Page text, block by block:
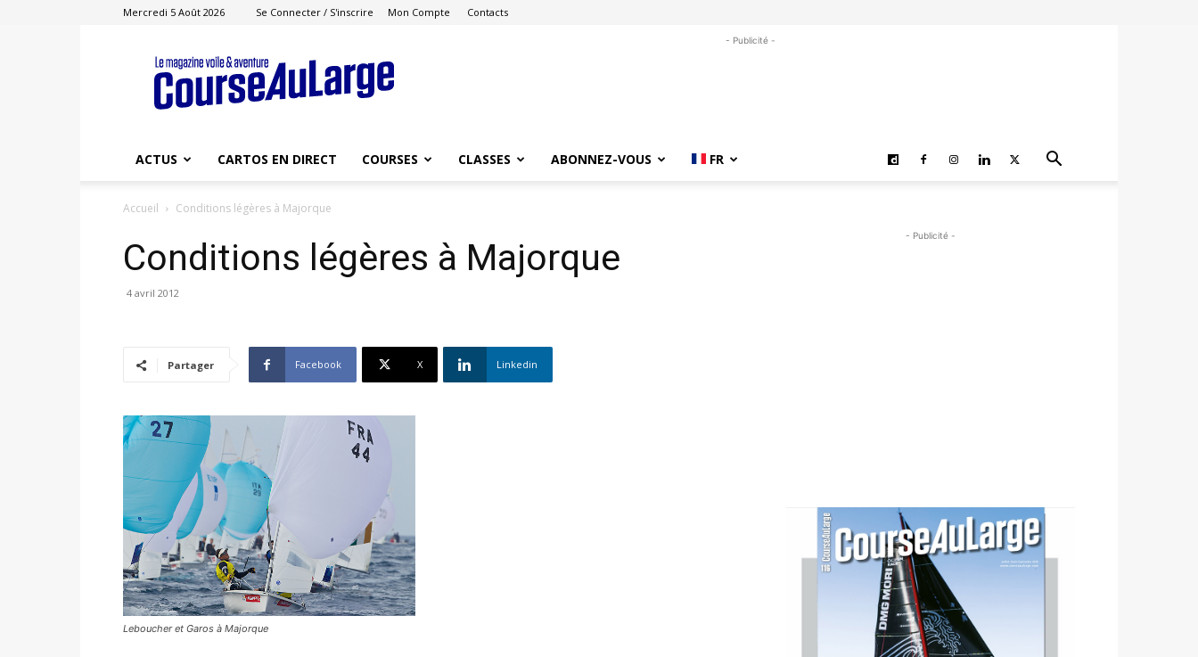
Mercredi 5 Août 2026 Se Connecter / S'inscrire Mon Compte Contacts
Course
au
Large
- Publicité -
ACTUS CARTOS EN DIRECT COURSES CLASSES ABONNEZ-VOUS FR
Accueil Conditions légères à Majorque
Conditions légères à Majorque
4 avril 2012
Partager Facebook X Linkedin
Leboucher et Garos à Majorque
- Publicité -